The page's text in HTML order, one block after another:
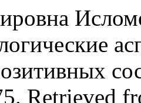
Retrieved